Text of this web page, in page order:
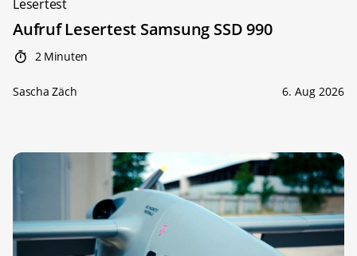
Lesertest
Aufruf Lesertest Samsung SSD 990
2 Minuten
Sascha Zäch 6. Aug 2026